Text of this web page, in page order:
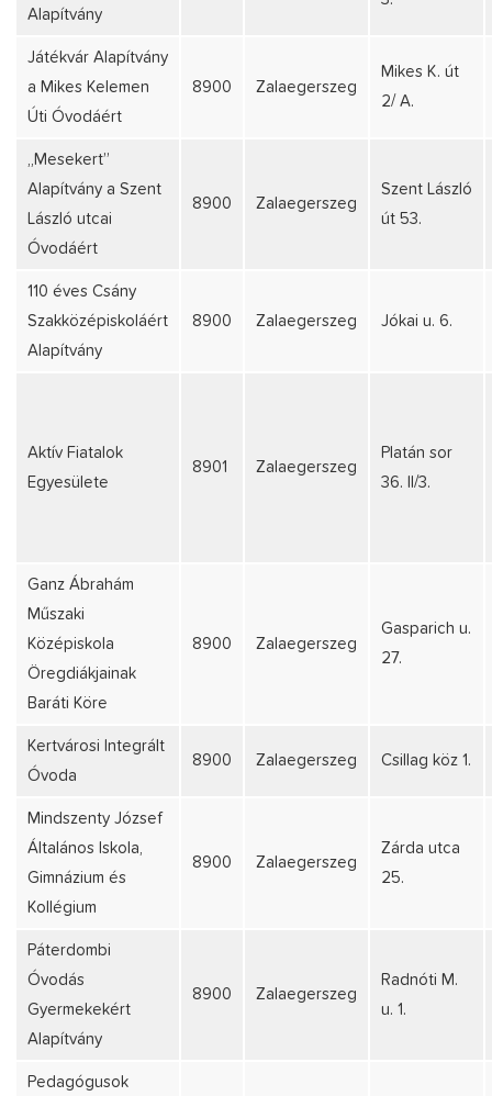
Alapítvány
Játékvár Alapítvány
a Mikes Kelemen
Úti Óvodáért
8900 Zalaegerszeg
Mikes K. út
2/ A.
„Mesekert”
Alapítvány a Szent
László utcai
Óvodáért
8900 Zalaegerszeg
Szent László
út 53.
110 éves Csány
Szakközépiskoláért
Alapítvány
8900 Zalaegerszeg Jókai u. 6.
Aktív Fiatalok
Egyesülete
8901 Zalaegerszeg
Platán sor
36. II/3.
Ganz Ábrahám
Műszaki
Középiskola
Öregdiákjainak
Baráti Köre
8900 Zalaegerszeg
Gasparich u.
27.
Kertvárosi Integrált
Óvoda
8900 Zalaegerszeg Csillag köz 1.
Mindszenty József
Általános Iskola,
Gimnázium és
Kollégium
8900 Zalaegerszeg
Zárda utca
25.
Páterdombi
Óvodás
Gyermekekért
Alapítvány
8900 Zalaegerszeg
Radnóti M.
u. 1.
Pedagógusok